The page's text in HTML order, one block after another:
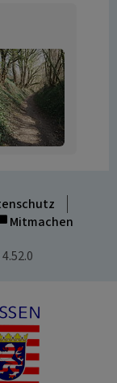
Mitmachen